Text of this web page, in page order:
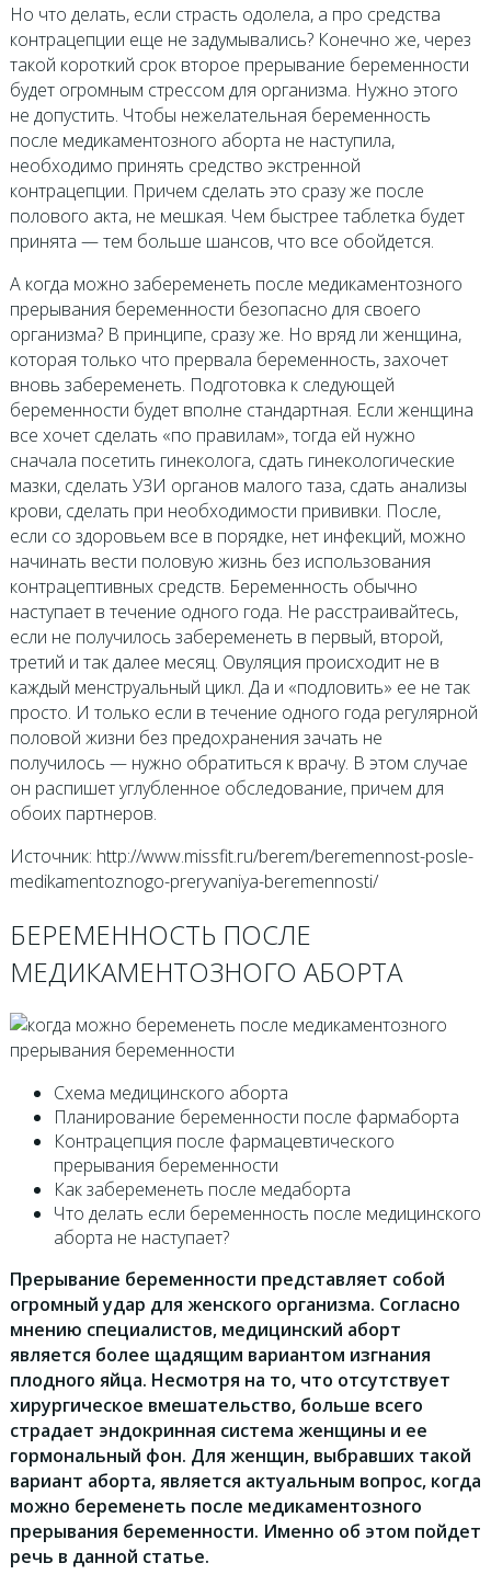
Но что делать, если страсть одолела, а про средства
контрацепции еще не задумывались? Конечно же, через
такой короткий срок второе прерывание беременности
будет огромным стрессом для организма. Нужно этого
не допустить. Чтобы нежелательная беременность
после медикаментозного аборта не наступила,
необходимо принять средство экстренной
контрацепции. Причем сделать это сразу же после
полового акта, не мешкая. Чем быстрее таблетка будет
принята — тем больше шансов, что все обойдется.
А когда можно забеременеть после медикаментозного
прерывания беременности безопасно для своего
организма? В принципе, сразу же. Но вряд ли женщина,
которая только что прервала беременность, захочет
вновь забеременеть. Подготовка к следующей
беременности будет вполне стандартная. Если женщина
все хочет сделать «по правилам», тогда ей нужно
сначала посетить гинеколога, сдать гинекологические
мазки, сделать УЗИ органов малого таза, сдать анализы
крови, сделать при необходимости прививки. После,
если со здоровьем все в порядке, нет инфекций, можно
начинать вести половую жизнь без использования
контрацептивных средств. Беременность обычно
наступает в течение одного года. Не расстраивайтесь,
если не получилось забеременеть в первый, второй,
третий и так далее месяц. Овуляция происходит не в
каждый менструальный цикл. Да и «подловить» ее не так
просто. И только если в течение одного года регулярной
половой жизни без предохранения зачать не
получилось — нужно обратиться к врачу. В этом случае
он распишет углубленное обследование, причем для
обоих партнеров.
Источник: http://www.missfit.ru/berem/beremennost-posle-
medikamentoznogo-preryvaniya-beremennosti/
БЕРЕМЕННОСТЬ ПОСЛЕ
МЕДИКАМЕНТОЗНОГО АБОРТА
Схема медицинского аборта
Планирование беременности после фармаборта
Контрацепция после фармацевтического
прерывания беременности
Как забеременеть после медаборта
Что делать если беременность после медицинского
аборта не наступает?
Прерывание беременности представляет собой
огромный удар для женского организма. Согласно
мнению специалистов, медицинский аборт
является более щадящим вариантом изгнания
плодного яйца. Несмотря на то, что отсутствует
хирургическое вмешательство, больше всего
страдает эндокринная система женщины и ее
гормональный фон. Для женщин, выбравших такой
вариант аборта, является актуальным вопрос, когда
можно беременеть после медикаментозного
прерывания беременности. Именно об этом пойдет
речь в данной статье.